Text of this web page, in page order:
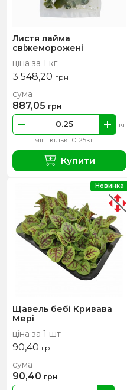
Листя лайма
свіжеморожені
ціна за 1 кг
3 548,20 грн
мін. кільк. 0.25кг
кг
сума
887,05 грн
Купити
Щавель бебі Кривава
Мері
ціна за 1 шт
90,40 грн
сума
90,40 грн
Новинка